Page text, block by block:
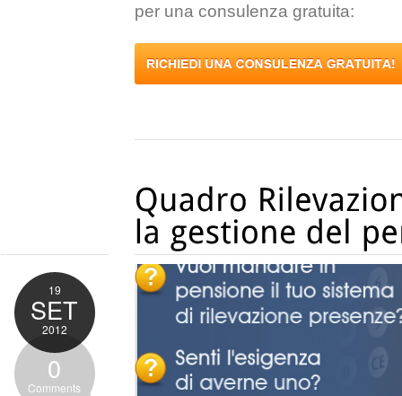
per una consulenza gratuita:
19
SET
2012
0
Comments